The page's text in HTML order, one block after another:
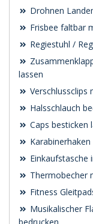
Drohnen
Frisbee faltbar
Regiestuhl /
lassen
Verschlussclips
Halsschlauch
Caps besticken
Einkaufstasche
Thermobecher
Fitness
Musikalischer
bedrucken